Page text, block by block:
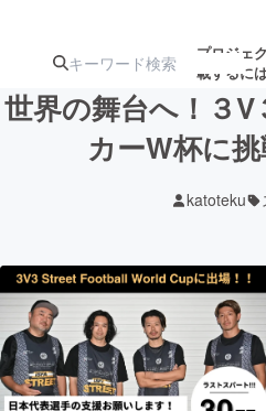
プロジェ
載するに
ジェクト
アート・写真
テクノロジー・ガジェ
世界の舞台へ！３
カーW杯に
katoteku